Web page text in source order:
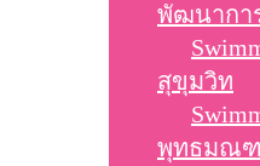
พัฒนากา
สุขุมวิท
พุทธมณ